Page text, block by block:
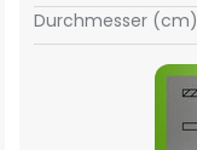
Durchmesser